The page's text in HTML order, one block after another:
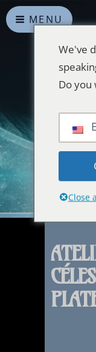
MENU
Que la paix
We've
Do you
Close